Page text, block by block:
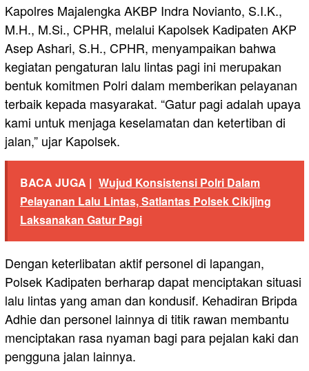
Kapolres Majalengka AKBP Indra Novianto, S.I.K.,
M.H., M.Si., CPHR, melalui Kapolsek Kadipaten AKP
Asep Ashari, S.H., CPHR, menyampaikan bahwa
kegiatan pengaturan lalu lintas pagi ini merupakan
bentuk komitmen Polri dalam memberikan pelayanan
terbaik kepada masyarakat. “Gatur pagi adalah upaya
kami untuk menjaga keselamatan dan ketertiban di
jalan,” ujar Kapolsek.
BACA JUGA | Wujud Konsistensi Polri Dalam
Pelayanan Lalu Lintas, Satlantas Polsek Cikijing
Laksanakan Gatur Pagi
Dengan keterlibatan aktif personel di lapangan,
Polsek Kadipaten berharap dapat menciptakan situasi
lalu lintas yang aman dan kondusif. Kehadiran Bripda
Adhie dan personel lainnya di titik rawan membantu
menciptakan rasa nyaman bagi para pejalan kaki dan
pengguna jalan lainnya.